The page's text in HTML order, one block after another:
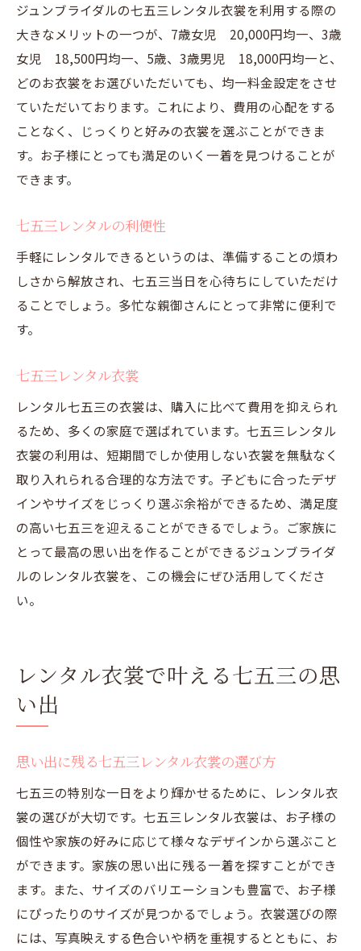
ジュンブライダルの七五三レンタル衣裳を利用する際の
大きなメリットの一つが、7歳女児 20,000円均一、3歳
女児 18,500円均一、5歳、3歳男児 18,000円均一と、
どのお衣裳をお選びいただいても、均一料金設定をさせ
ていただいております。これにより、費用の心配をする
ことなく、じっくりと好みの衣裳を選ぶことができま
す。お子様にとっても満足のいく一着を見つけることが
できます。
七五三レンタルの利便性
手軽にレンタルできるというのは、準備することの煩わ
しさから解放され、七五三当日を心待ちにしていただけ
ることでしょう。多忙な親御さんにとって非常に便利で
す。
七五三レンタル衣裳
レンタル七五三の衣裳は、購入に比べて費用を抑えられ
るため、多くの家庭で選ばれています。七五三レンタル
衣裳の利用は、短期間でしか使用しない衣裳を無駄なく
取り入れられる合理的な方法です。子どもに合ったデザ
インやサイズをじっくり選ぶ余裕ができるため、満足度
の高い七五三を迎えることができるでしょう。ご家族に
とって最高の思い出を作ることができるジュンブライダ
ルのレンタル衣裳を、この機会にぜひ活用してくださ
い。
レンタル衣裳で叶える七五三の思
い出
思い出に残る七五三レンタル衣裳の選び方
七五三の特別な一日をより輝かせるために、レンタル衣
裳の選びが大切です。七五三レンタル衣裳は、お子様の
個性や家族の好みに応じて様々なデザインから選ぶこと
ができます。家族の思い出に残る一着を探すことができ
ます。また、サイズのバリエーションも豊富で、お子様
にぴったりのサイズが見つかるでしょう。衣裳選びの際
には、写真映えする色合いや柄を重視するとともに、お